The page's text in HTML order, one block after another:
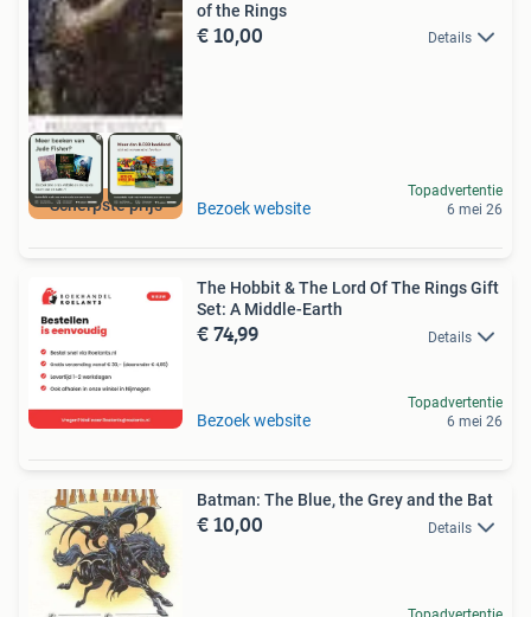
Scherpste prijs
of the Rings
€ 10,00 Details
Bezoek website
Topadvertentie
6 mei 26
The Hobbit & The Lord Of The Rings Gift
Set: A Middle-Earth
€ 74,99 Details
Bezoek website
Topadvertentie
6 mei 26
Batman: The Blue, the Grey and the Bat
€ 10,00 Details